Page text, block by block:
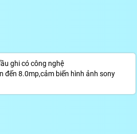
ghi có công nghệ
đến 8.0mp,cảm biến hình ảnh sony